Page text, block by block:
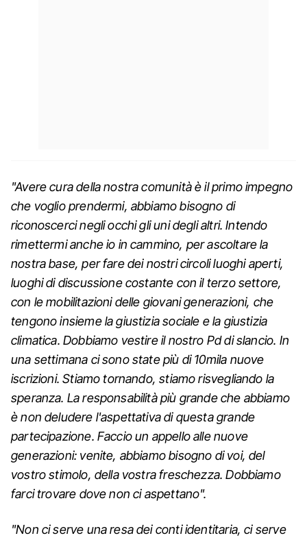
"Avere cura della nostra comunità è il primo impegno
che voglio prendermi, abbiamo bisogno di
riconoscerci negli occhi gli uni degli altri. Intendo
rimettermi anche io in cammino, per ascoltare la
nostra base, per fare dei nostri circoli luoghi aperti,
luoghi di discussione costante con il terzo settore,
con le mobilitazioni delle giovani generazioni, che
tengono insieme la giustizia sociale e la giustizia
climatica. Dobbiamo vestire il nostro Pd di slancio. In
una settimana ci sono state più di 10mila nuove
iscrizioni. Stiamo tornando, stiamo risvegliando la
speranza. La responsabilità più grande che abbiamo
è non deludere l'aspettativa di questa grande
partecipazione. Faccio un appello alle nuove
generazioni: venite, abbiamo bisogno di voi, del
vostro stimolo, della vostra freschezza. Dobbiamo
farci trovare dove non ci aspettano".
"Non ci serve una resa dei conti identitaria, ci serve